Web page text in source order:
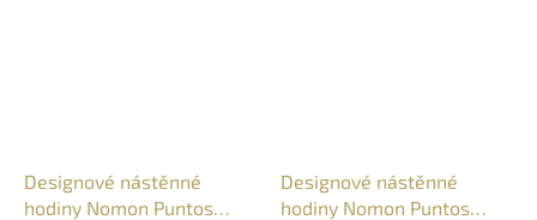
Designové nástěnné
hodiny Nomon Puntos
Designové nástěnné
hodiny Nomon Puntos